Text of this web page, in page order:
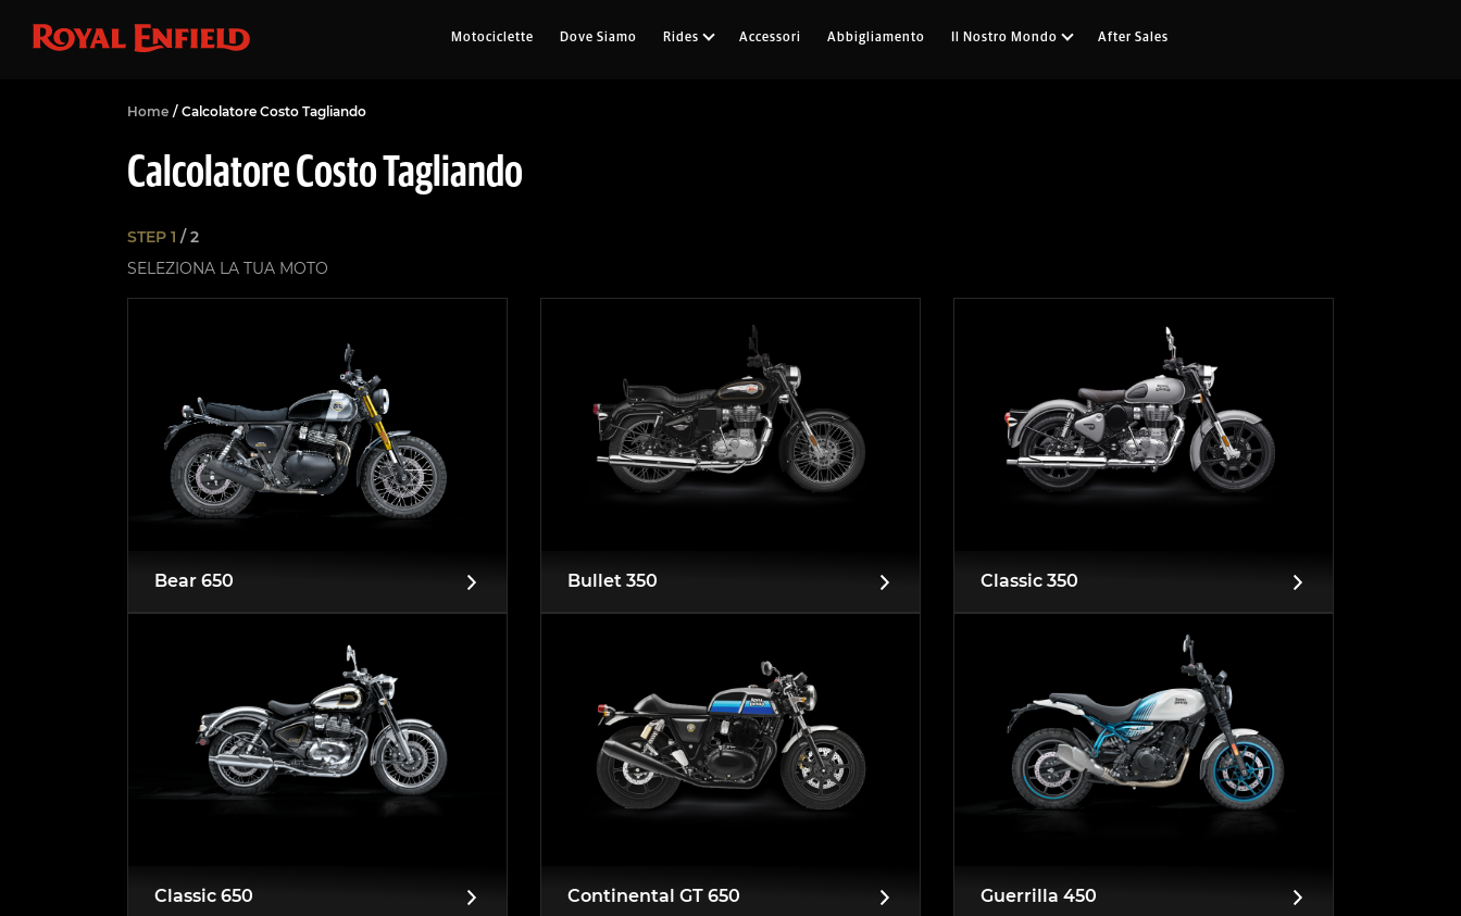
Motociclette Dove Siamo Rides Accessori Abbigliamento Il Nostro Mondo After Sales
Home / Calcolatore Costo Tagliando
Calcolatore Costo Tagliando
STEP 1 /2
SELEZIONA LA TUA MOTO
Bear 650 Bullet 350 Classic 350
Classic 650 Continental GT 650 Guerrilla 450